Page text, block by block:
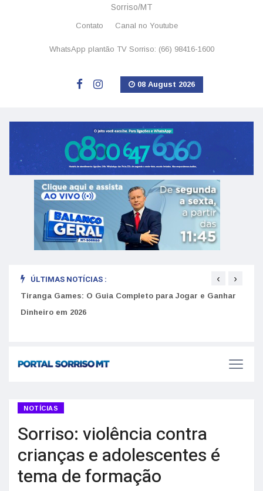
Sorriso/MT
Contato Canal no Youtube
WhatsApp plantão TV Sorriso: (66) 98416-1600
08 August 2026
ÚLTIMAS NOTÍCIAS :
Tiranga Games: O Guia Completo para Jogar e Ganhar
Dinheiro em 2026
‹ ›
NOTÍCIAS
Sorriso: violência contra
crianças e adolescentes é
tema de formação